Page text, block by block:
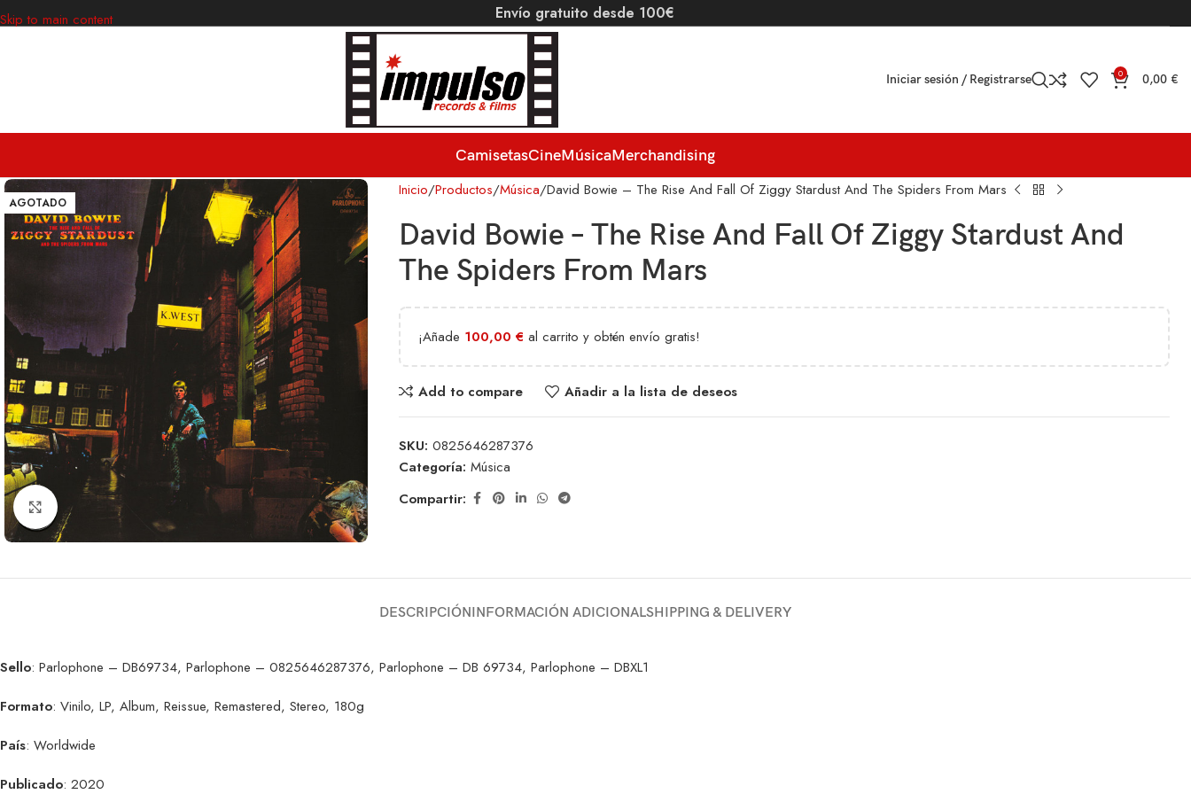
Skip to main content Envío gratuito desde 100€
Iniciar sesión / Registrarse 0 0,00 €
CamisetasCineMúsicaMerchandising
AGOTADO
Clic para ampliar
Inicio Productos Música David Bowie – The Rise And Fall Of Ziggy Stardust And The Spiders From Mars
David Bowie – The Rise And Fall Of Ziggy Stardust And
The Spiders From Mars
¡Añade 100,00 € al carrito y obtén envío gratis!
Add to compare Añadir a la lista de deseos
SKU: 0825646287376
Categoría: Música
Compartir:
DESCRIPCIÓNINFORMACIÓN ADICIONALSHIPPING & DELIVERY
Sello: Parlophone – DB69734, Parlophone – 0825646287376, Parlophone – DB 69734, Parlophone – DBXL1
Formato: Vinilo, LP, Album, Reissue, Remastered, Stereo, 180g
País: Worldwide
Publicado: 2020